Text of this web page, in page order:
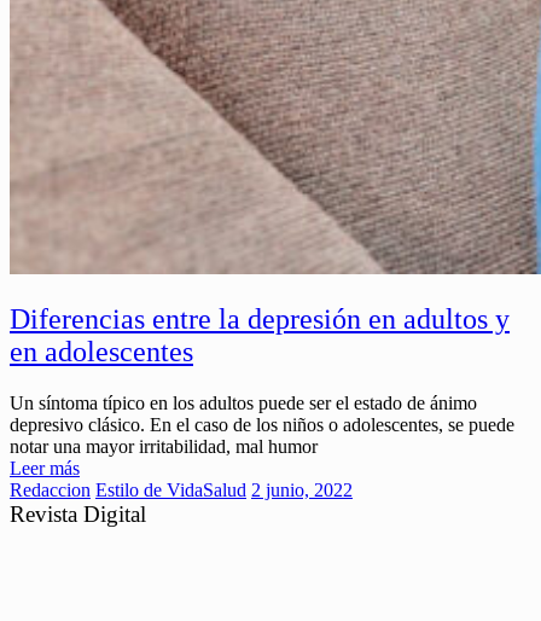
Diferencias entre la depresión en adultos y
en adolescentes
Un síntoma típico en los adultos puede ser el estado de ánimo
depresivo clásico. En el caso de los niños o adolescentes, se puede
notar una mayor irritabilidad, mal humor
Leer más
Redaccion Estilo de VidaSalud 2 junio, 2022
Revista Digital